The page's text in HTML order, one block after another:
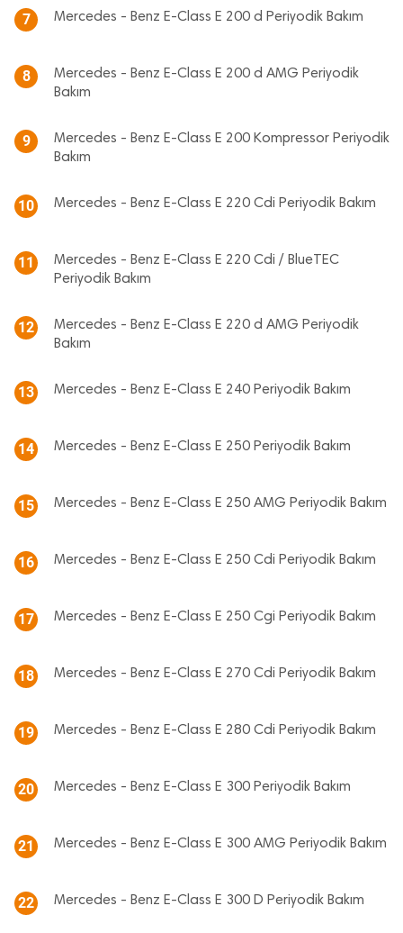
7 Mercedes - Benz E-Class E 200 d Periyodik Bakım
8
Mercedes - Benz E-Class E 200 d AMG Periyodik
Bakım
9
Mercedes - Benz E-Class E 200 Kompressor Periyodik
Bakım
10 Mercedes - Benz E-Class E 220 Cdi Periyodik Bakım
11
Mercedes - Benz E-Class E 220 Cdi / BlueTEC
Periyodik Bakım
12
Mercedes - Benz E-Class E 220 d AMG Periyodik
Bakım
13 Mercedes - Benz E-Class E 240 Periyodik Bakım
14 Mercedes - Benz E-Class E 250 Periyodik Bakım
15 Mercedes - Benz E-Class E 250 AMG Periyodik Bakım
16 Mercedes - Benz E-Class E 250 Cdi Periyodik Bakım
17 Mercedes - Benz E-Class E 250 Cgi Periyodik Bakım
18 Mercedes - Benz E-Class E 270 Cdi Periyodik Bakım
19 Mercedes - Benz E-Class E 280 Cdi Periyodik Bakım
20 Mercedes - Benz E-Class E 300 Periyodik Bakım
21 Mercedes - Benz E-Class E 300 AMG Periyodik Bakım
22 Mercedes - Benz E-Class E 300 D Periyodik Bakım